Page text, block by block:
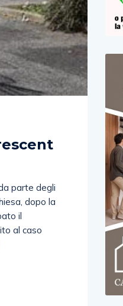
parte degli
dopo la
il
al caso